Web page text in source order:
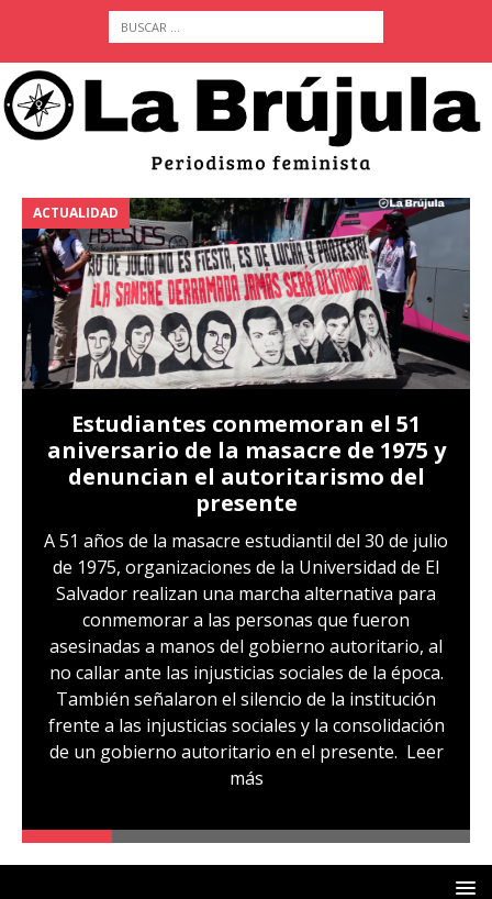
ACTUALIDAD
Estudiantes conmemoran el 51
aniversario de la masacre de 1975 y
denuncian el autoritarismo del
presente
A 51 años de la masacre estudiantil del 30 de julio
de 1975, organizaciones de la Universidad de El
Salvador realizan una marcha alternativa para
conmemorar a las personas que fueron
asesinadas a manos del gobierno autoritario, al
no callar ante las injusticias sociales de la época.
También señalaron el silencio de la institución
frente a las injusticias sociales y la consolidación
de un gobierno autoritario en el presente. Leer
más